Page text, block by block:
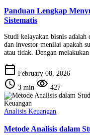
Panduan Lengkap
Sistematis
Studi kelayakan bisnis adalah
dan investor menilai apakah
atau tidak. Dengan
calendar_today February 08, 2026
schedule 3 min visibility 427
Analisis Keuangan
Metode Analisis dalam